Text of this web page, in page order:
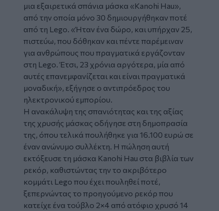
μια εξαιρετικά σπάνια μάσκα «Kanohi Hau»,
από την οποία μόνο 30 δημιουργήθηκαν ποτέ
από τη Lego. «Ήταν ένα δώρο, και υπήρχαν 25,
πιστεύω, που δόθηκαν και πέντε παρέμειναν
για ανθρώπους που πραγματικά εργάζονταν
στη Lego. Έτσι, 23 χρόνια αργότερα, μία από
αυτές επανεμφανίζεται και είναι πραγματικά
μοναδική», εξήγησε ο αντιπρόεδρος του
ηλεκτρονικού εμπορίου.
Η ανακάλυψη της σπανιότητας και της αξίας
της χρυσής μάσκας οδήγησε στη δημοπρασία
της, όπου τελικά πουλήθηκε για 16.100 ευρώ σε
έναν ανώνυμο συλλέκτη. Η πώληση αυτή
εκτόξευσε τη μάσκα Kanohi Hau στα βιβλία των
ρεκόρ, καθιστώντας την το ακριβότερο
κομμάτι Lego που έχει πουληθεί ποτέ,
ξεπερνώντας το προηγούμενο ρεκόρ που
κατείχε ένα τούβλο 2×4 από ατόφιο χρυσό 14